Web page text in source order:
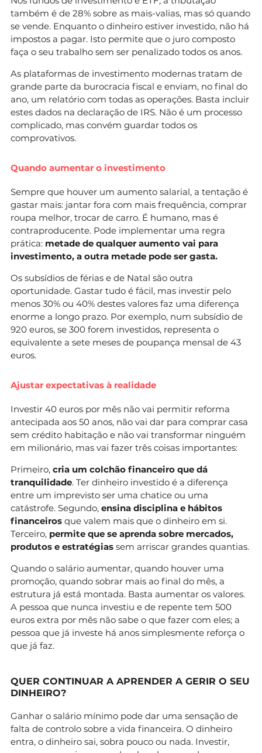
também é de 28% sobre as mais-valias, mas só quando
se vende. Enquanto o dinheiro estiver investido, não há
impostos a pagar. Isto permite que o juro composto
faça o seu trabalho sem ser penalizado todos os anos.
As plataformas de investimento modernas tratam de
grande parte da burocracia fiscal e enviam, no final do
ano, um relatório com todas as operações. Basta incluir
estes dados na declaração de IRS. Não é um processo
complicado, mas convém guardar todos os
comprovativos.
Quando aumentar o investimento
Sempre que houver um aumento salarial, a tentação é
gastar mais: jantar fora com mais frequência, comprar
roupa melhor, trocar de carro. É humano, mas é
contraproducente. Pode implementar uma regra
prática: metade de qualquer aumento vai para
investimento, a outra metade pode ser gasta.
Os subsídios de férias e de Natal são outra
oportunidade. Gastar tudo é fácil, mas investir pelo
menos 30% ou 40% destes valores faz uma diferença
enorme a longo prazo. Por exemplo, num subsídio de
920 euros, se 300 forem investidos, representa o
equivalente a sete meses de poupança mensal de 43
euros.
Ajustar expectativas à realidade
Investir 40 euros por mês não vai permitir reforma
antecipada aos 50 anos, não vai dar para comprar casa
sem crédito habitação e não vai transformar ninguém
em milionário, mas vai fazer três coisas importantes:
Primeiro, cria um colchão financeiro que dá
tranquilidade. Ter dinheiro investido é a diferença
entre um imprevisto ser uma chatice ou uma
catástrofe. Segundo, ensina disciplina e hábitos
financeiros que valem mais que o dinheiro em si.
Terceiro, permite que se aprenda sobre mercados,
produtos e estratégias sem arriscar grandes quantias.
Quando o salário aumentar, quando houver uma
promoção, quando sobrar mais ao final do mês, a
estrutura já está montada. Basta aumentar os valores.
A pessoa que nunca investiu e de repente tem 500
euros extra por mês não sabe o que fazer com eles; a
pessoa que já investe há anos simplesmente reforça o
que já faz.
QUER CONTINUAR A APRENDER A GERIR O SEU
DINHEIRO?
Ganhar o salário mínimo pode dar uma sensação de
falta de controlo sobre a vida financeira. O dinheiro
entra, o dinheiro sai, sobra pouco ou nada. Investir,